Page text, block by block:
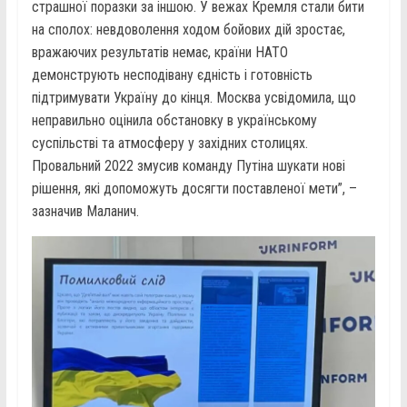
страшної поразки за іншою. У вежах Кремля стали бити
на сполох: невдоволення ходом бойових дій зростає,
вражаючих результатів немає, країни НАТО
демонструють несподівану єдність і готовність
підтримувати Україну до кінця. Москва усвідомила, що
неправильно оцінила обстановку в українському
суспільстві та атмосферу у західних столицях.
Провальний 2022 змусив команду Путіна шукати нові
рішення, які допоможуть досягти поставленої мети”, –
зазначив Маланич.